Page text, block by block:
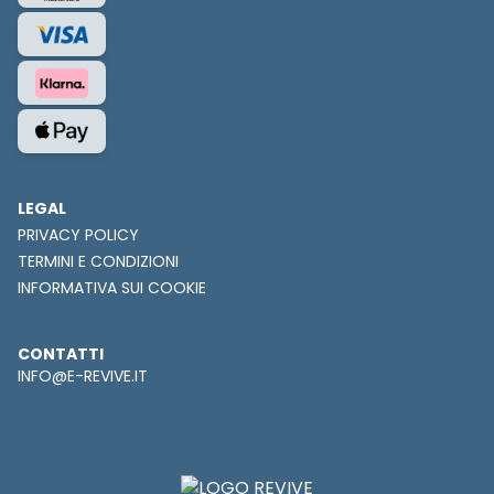
LEGAL
PRIVACY POLICY
TERMINI E CONDIZIONI
INFORMATIVA SUI COOKIE
CONTATTI
INFO@E-REVIVE.IT